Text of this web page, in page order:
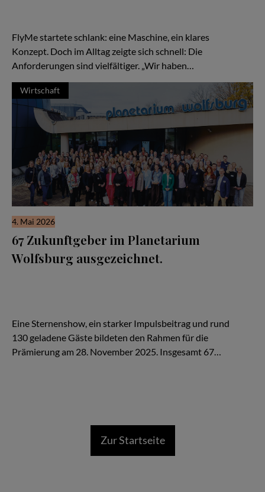
FlyMe startete schlank: eine Maschine, ein klares
Konzept. Doch im Alltag zeigte sich schnell: Die
Anforderungen sind vielfältiger. „Wir haben…
Wirtschaft
4. Mai 2026
67 Zukunftgeber im Planetarium
Wolfsburg ausgezeichnet.
Eine Sternenshow, ein starker Impulsbeitrag und rund
130 geladene Gäste bildeten den Rahmen für die
Prämierung am 28. November 2025. Insgesamt 67…
Zur Startseite